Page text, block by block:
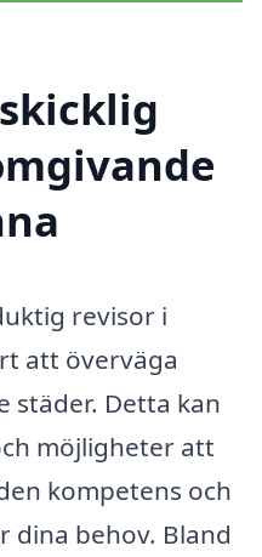
revisor i
att överväga
städer. Detta kan
möjligheter att
kompetens och
dina behov. Bland